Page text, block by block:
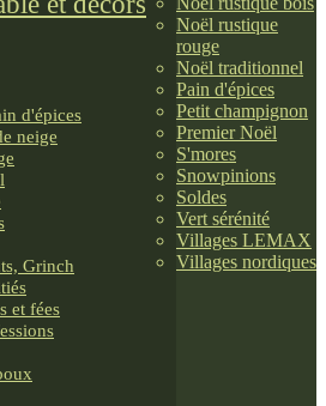
d'épices
neige
Grinch
et fées
Noël rustique
rouge
Noël traditionnel
Pain d'épices
Petit champignon
Premier Noël
S'mores
Snowpinions
Soldes
Vert sérénité
Villages LEMAX
Villages nordiques